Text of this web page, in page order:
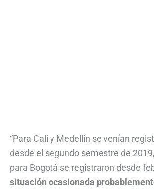
“Para Cali y Medellín se venían
desde el segundo semestre de
para Bogotá se registraron desde
situación ocasionada